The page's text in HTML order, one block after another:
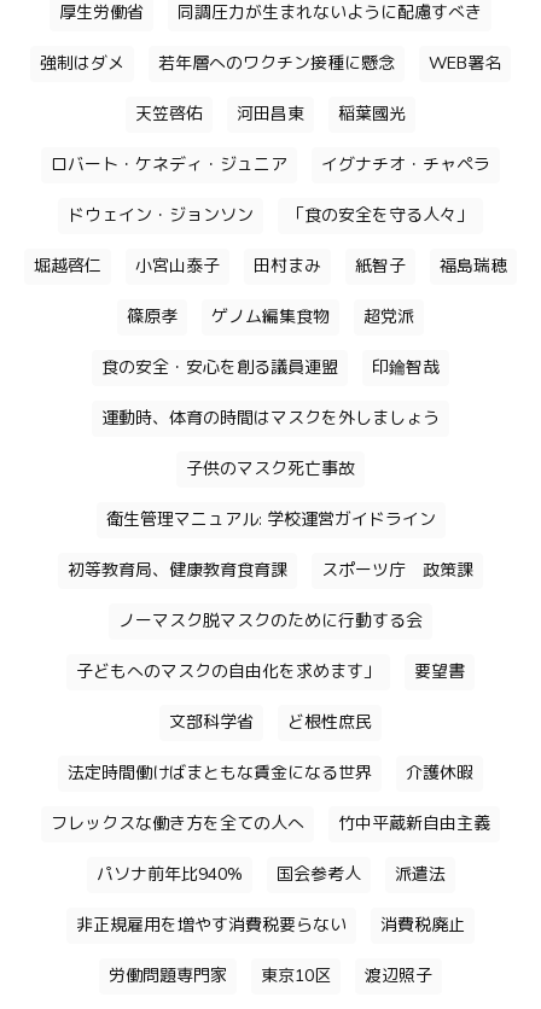
厚生労働省 同調圧力が生まれないように配慮すべき
強制はダメ 若年層へのワクチン接種に懸念 WEB署名
天笠啓佑 河田昌東 稲葉國光
ロバート・ケネディ・ジュニア イグナチオ・チャペラ
ドウェイン・ジョンソン 「食の安全を守る人々」
堀越啓仁 小宮山泰子 田村まみ 紙智子 福島瑞穂
篠原孝 ゲノム編集食物 超党派
食の安全・安心を創る議員連盟 印鑰智哉
運動時、体育の時間はマスクを外しましょう
子供のマスク死亡事故
衛生管理マニュアル: 学校運営ガイドライン
初等教育局、健康教育食育課 スポーツ庁 政策課
ノーマスク脱マスクのために行動する会
子どもへのマスクの自由化を求めます」 要望書
文部科学省 ど根性庶民
法定時間働けばまともな賃金になる世界 介護休暇
フレックスな働き方を全ての人へ 竹中平蔵新自由主義
パソナ前年比940% 国会参考人 派遣法
非正規雇用を増やす消費税要らない 消費税廃止
労働問題専門家 東京10区 渡辺照子